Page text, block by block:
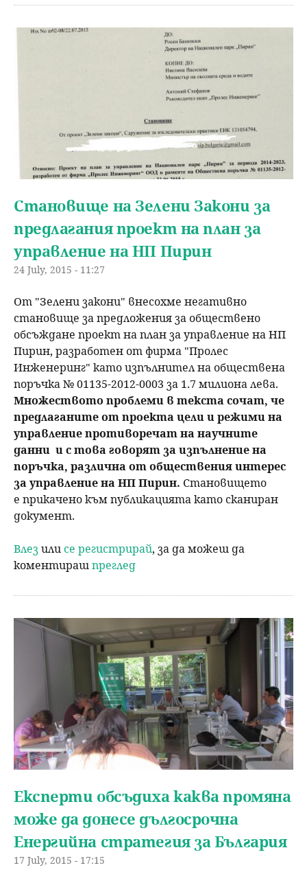
Становище на Зелени Закони за
предлагания проект на план за
управление на НП Пирин
24 July, 2015 - 11:27
От "Зелени закони" внесохме негативно
становище за предложения за обществено
обсъждане проект на план за управление на НП
Пирин, разработен от фирма "Пролес
Инженеринг" като изпълнител на обществена
поръчка № 01135-2012-0003 за 1.7 милиона лева.
Множеството проблеми в текста сочат, че
предлаганите от проекта цели и режими на
управление противоречат на научните
данни и с това говорят за изпълнение на
поръчка, различна от обществения интерес
за управление на НП Пирин. Становището
е прикачено към публикацията като сканиран
документ.
Влезили се регистрирай, за да можеш да
коментирашпреглед
Експерти обсъдиха каква промяна
може да донесе дългосрочна
Енергийна стратегия за България
17 July, 2015 - 17:15